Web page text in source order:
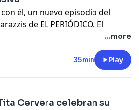
él, un nuevo episodio del
de EL PERIÓDICO. El
Laura Fa y Lorena Vázquez ha
con una buena noticia: el
los 50 más escuchados del
...more
35min Play
Cervera celebran su